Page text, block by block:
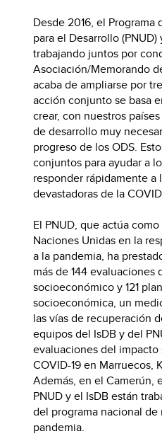
Desde 2016, el Programa
para el Desarrollo
trabajando juntos por
Asociación/Memorando
acaba de ampliarse por
acción conjunto se basa
crear, con nuestros
de desarrollo muy
progreso de los ODS.
conjuntos para ayudar a
responder rápidamente a
devastadoras de la
El PNUD, que actúa
Naciones Unidas en la
a la pandemia, ha
más de 144 evaluaciones
socioeconómico y 121
socioeconómica, un
las vías de recuperación
equipos del IsDB y del
evaluaciones del
COVID-19 en Marruecos,
Además, en el Camerún,
PNUD y el IsDB están
del programa nacional de
pandemia.